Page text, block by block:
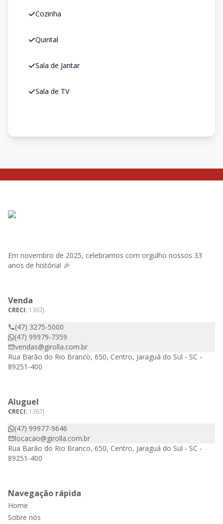
Cozinha
Quintal
Sala de Jantar
Sala de TV
Em novembro de 2025, celebramos com orgulho nossos 33
anos de história! 🎉
Venda
CRECI: 1367J
(47) 3275-5000
(47) 99979-7359
vendas@girolla.com.br
Rua Barão do Rio Branco, 650, Centro, Jaraguá do Sul - SC -
89251-400
Aluguel
CRECI: 1367J
(47) 99977-9646
locacao@girolla.com.br
Rua Barão do Rio Branco, 650, Centro, Jaraguá do Sul - SC -
89251-400
Navegação rápida
Home
Sobre nós